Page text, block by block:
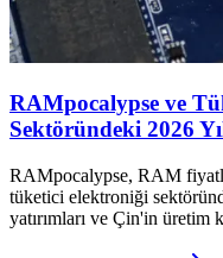
RAMpocalypse ve
Sektöründeki 2026
RAMpocalypse, RAM
tüketici elektroniği
yatırımları ve Çin'in üretim